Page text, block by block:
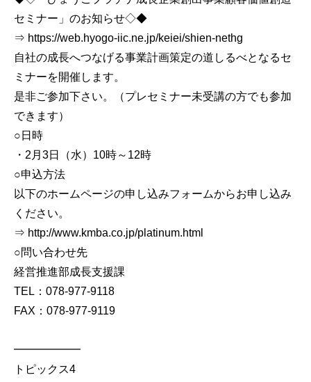
セミナー」のお知らせ◇◆
⇒ https://web.hyogo-iic.ne.jp/keiei/shien-nethg
自社の成長へつなげる事業計画策定の道しるべとなるセ
ミナーを開催します。
是非ご参加下さい。（プレセミナー未受講の方でも参加
できます）
○日時
・2月3日（水）10時～12時
○申込方法
以下のホームページの申し込みフォームからお申し込み
ください。
⇒ http://www.kmba.co.jp/platinum.html
○問い合わせ先
経営推進部成長支援課
TEL：078-977-9118
FAX：078-977-9119
━━━━━━
トピックス4